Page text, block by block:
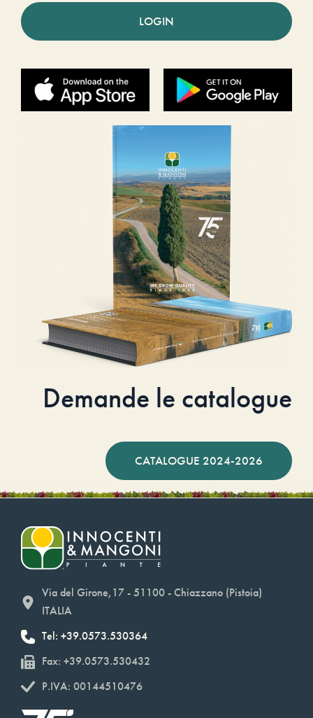
LOGIN
Demande le catalogue
CATALOGUE 2024-2026
Via del Girone,17 - 51100 - Chiazzano (Pistoia)
ITALIA
Tel: +39.0573.530364
Fax: +39.0573.530432
P.IVA: 00144510476